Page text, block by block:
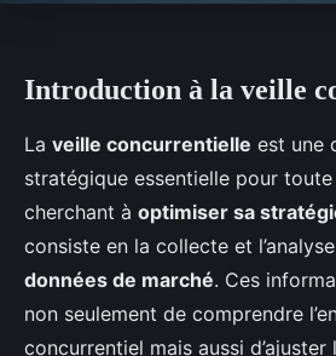
Introduction à la veille
La veille concurrentielle est une
stratégique essentielle pour
cherchant à optimiser sa
consiste en la collecte et
données de marché. Ces
non seulement de comprendre
concurrentiel mais aussi